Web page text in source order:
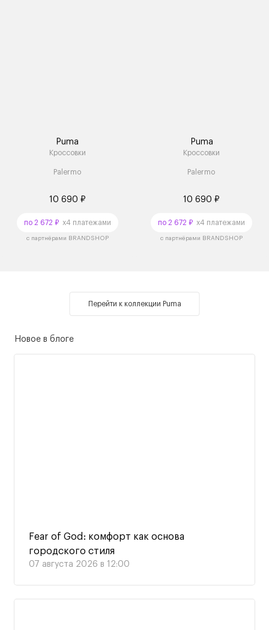
Puma
Кроссовки
Palermo
10 690 ₽
по 2 672 ₽x4 платежами
с партнёрами BRANDSHOP
Puma
Кроссовки
Palermo
10 690 ₽
по 2 672 ₽ x4 платежами
с партнёрами BRANDSHOP
Перейти к коллекции Puma
Новое в блоге
Fear of God: комфорт как основа
городского стиля
07 августа 2026 в 12:00